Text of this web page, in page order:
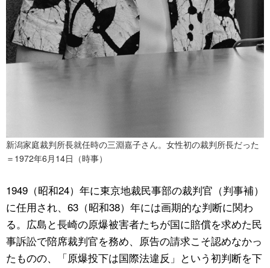
新潟家庭裁判所長就任時の三淵嘉子さん。女性初の裁判所長だった
＝1972年6月14日（時事）
1949（昭和24）年に東京地裁民事部の裁判官（判事補）
に任用され、63（昭和38）年には画期的な判断に関わ
る。広島と長崎の原爆被害者たちが国に賠償を求めた民
事訴訟で陪席裁判官を務め、原告の請求こそ認めなかっ
たものの、「原爆投下は国際法違反」という初判断を下